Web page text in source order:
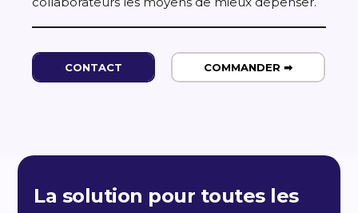
CONTACT COMMANDER ➡
La solution pour toutes les